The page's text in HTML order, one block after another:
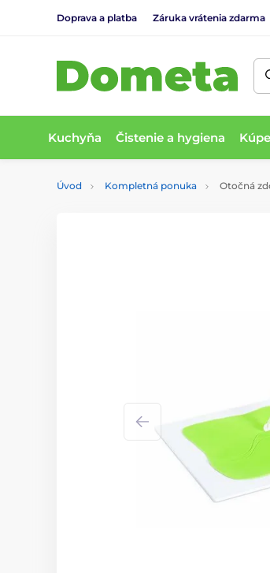
Doprava a platba Záruka vrátenia zdarma
Kuchyňa Čistenie a hygiena
Úvod Kompletná ponuka Otočná